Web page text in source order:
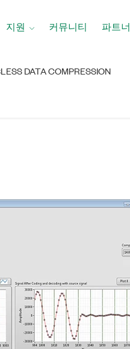
지원 커뮤니티 파트너
DATA COMPRESSION